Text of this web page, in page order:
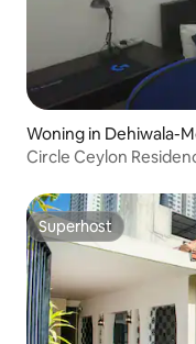
Woning in Dehiwala-
Circle Ceylon
Superhost
Superhost